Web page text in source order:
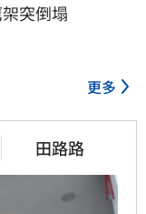
突倒塌
更多
田路路